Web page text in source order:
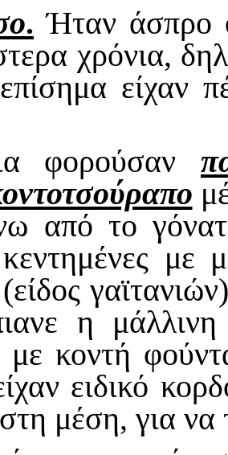
. Ήταν άσπρο
χρόνια,
είχαν
φορούσαν
από το
η
με κοντή
ειδικό
μέση, για να